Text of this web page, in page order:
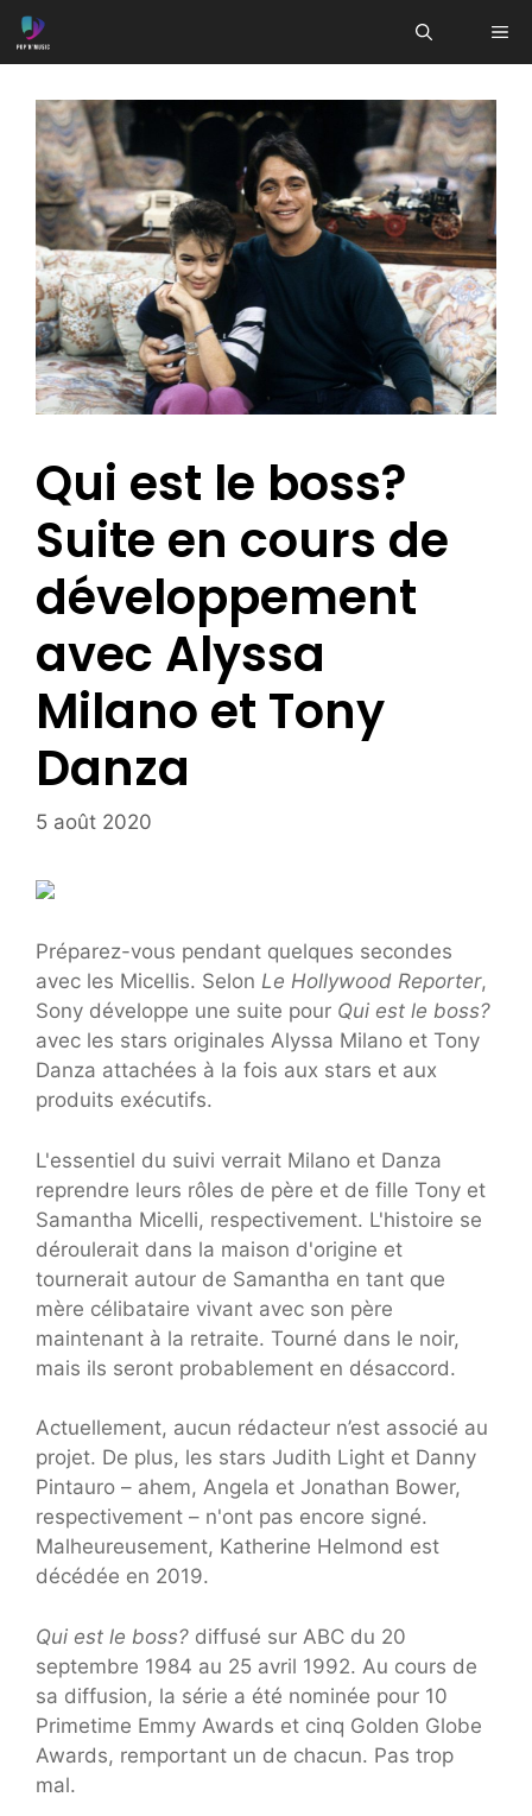
Aller
au
Qui est le boss?
Suite en cours de
développement
avec Alyssa
Milano et Tony
Danza
5 août 2020
Préparez-vous pendant quelques secondes
avec les Micellis. Selon Le Hollywood Reporter,
Sony développe une suite pour Qui est le boss?
avec les stars originales Alyssa Milano et Tony
Danza attachées à la fois aux stars et aux
produits exécutifs.
L'essentiel du suivi verrait Milano et Danza
reprendre leurs rôles de père et de fille Tony et
Samantha Micelli, respectivement. L'histoire se
déroulerait dans la maison d'origine et
tournerait autour de Samantha en tant que
mère célibataire vivant avec son père
maintenant à la retraite. Tourné dans le noir,
mais ils seront probablement en désaccord.
Actuellement, aucun rédacteur n’est associé au
projet. De plus, les stars Judith Light et Danny
Pintauro – ahem, Angela et Jonathan Bower,
respectivement – n'ont pas encore signé.
Malheureusement, Katherine Helmond est
décédée en 2019.
Qui est le boss? diffusé sur ABC du 20
septembre 1984 au 25 avril 1992. Au cours de
sa diffusion, la série a été nominée pour 10
Primetime Emmy Awards et cinq Golden Globe
Awards, remportant un de chacun. Pas trop
mal.